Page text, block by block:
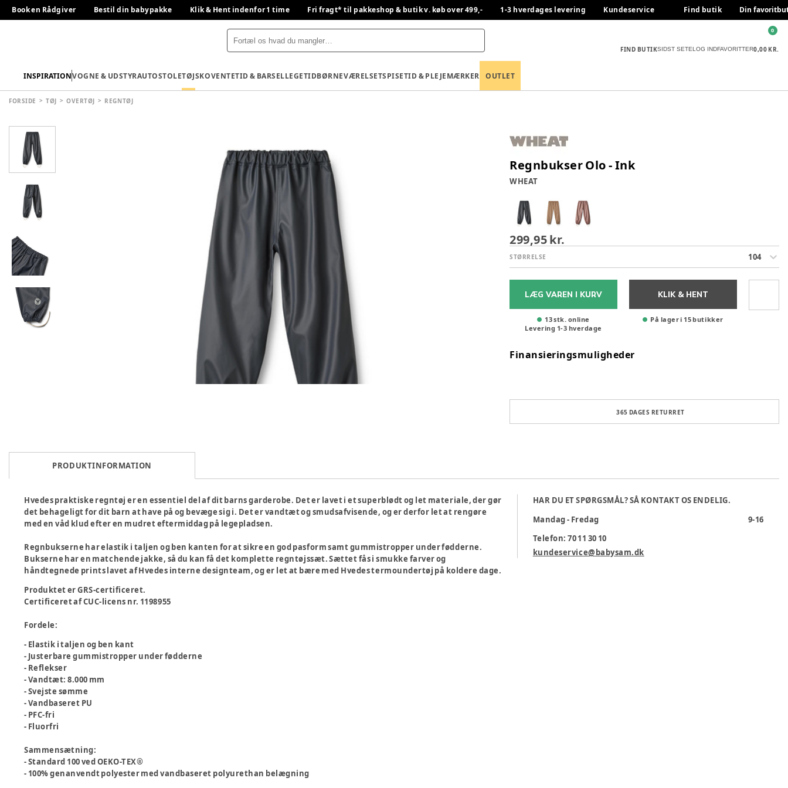
Book en Rådgiver Bestil din babypakke Klik & Hent indenfor 1 time Fri fragt* til pakkeshop & butik v. køb over 499,- 1-3 hverdages levering Kundeservice Find butik Din
FIND BUTIKSIDST SETELOG INDFAVORITTER0,00 KR.
0
INSPIRATIONVOGNE & UDSTYRAUTOSTOLETØJSKOVENTETID & BARSELLEGETIDBØRNEVÆRELSETSPISETID & PLEJEMÆRKER OUTLET
FORSIDE TØJ OVERTØJ REGNTØJ
Regnbukser Olo - Ink
WHEAT
299,95 kr.
STØRRELSE 104
LÆG VAREN I KURV
13 stk. online
Levering 1-3 hverdage
KLIK & HENT
På lager i 15 butikker
Finansieringsmuligheder
365 DAGES RETURRET
PRODUKTINFORMATION
Hvedes praktiske regntøj er en essentiel del af dit barns garderobe. Det er lavet i et superblødt og let materiale, der gør
det behageligt for dit barn at have på og bevæge sig i. Det er vandtæt og smudsafvisende, og er derfor let at rengøre
med en våd klud efter en mudret eftermiddag på legepladsen.
Regnbukserne har elastik i taljen og ben kanten for at sikre en god pasform samt gummistropper under fødderne.
Bukserne har en matchende jakke, så du kan få det komplette regntøjssæt. Sættet fås i smukke farver og
håndtegnede prints lavet af Hvedes interne designteam, og er let at bære med Hvedes termoundertøj på koldere dage.
Produktet er GRS-certificeret.
Certificeret af CUC-licens nr. 1198955
Fordele:
- Elastik i taljen og ben kant
- Justerbare gummistropper under fødderne
- Reflekser
- Vandtæt: 8.000 mm
- Svejste sømme
- Vandbaseret PU
- PFC-fri
- Fluorfri
Sammensætning:
- Standard 100 ved OEKO-TEX®
- 100% genanvendt polyester med vandbaseret polyurethan belægning
HAR DU ET SPØRGSMÅL? SÅ KONTAKT OS ENDELIG.
Mandag - Fredag
9-16
Telefon: 70 11 30 10
kundeservice@babysam.dk